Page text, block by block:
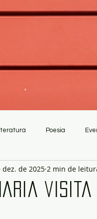
Poesia
visita
dez. de 2025 2 min de